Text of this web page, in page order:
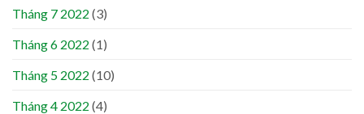
Tháng 7 2022 (3)
Tháng 6 2022 (1)
Tháng 5 2022 (10)
Tháng 4 2022 (4)